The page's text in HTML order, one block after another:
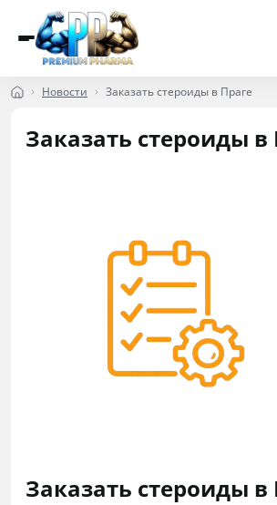
Новости Заказать стероиды в Праге
Заказать стероиды в
Заказать стероиды в